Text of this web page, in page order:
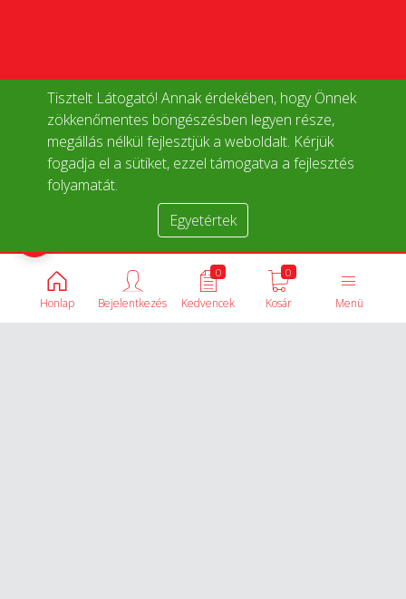
Tisztelt Látogató! Annak érdekében, hogy Önnek
zökkenőmentes böngészésben legyen része,
megállás nélkül fejlesztjük a weboldalt. Kérjük
fogadja el a sütiket, ezzel támogatva a fejlesztés
folyamatát.
Egyetértek
Honlap Menü
0
Kosár
0
Kedvencek
Bejelentkezés
Termékek összehasonlítása